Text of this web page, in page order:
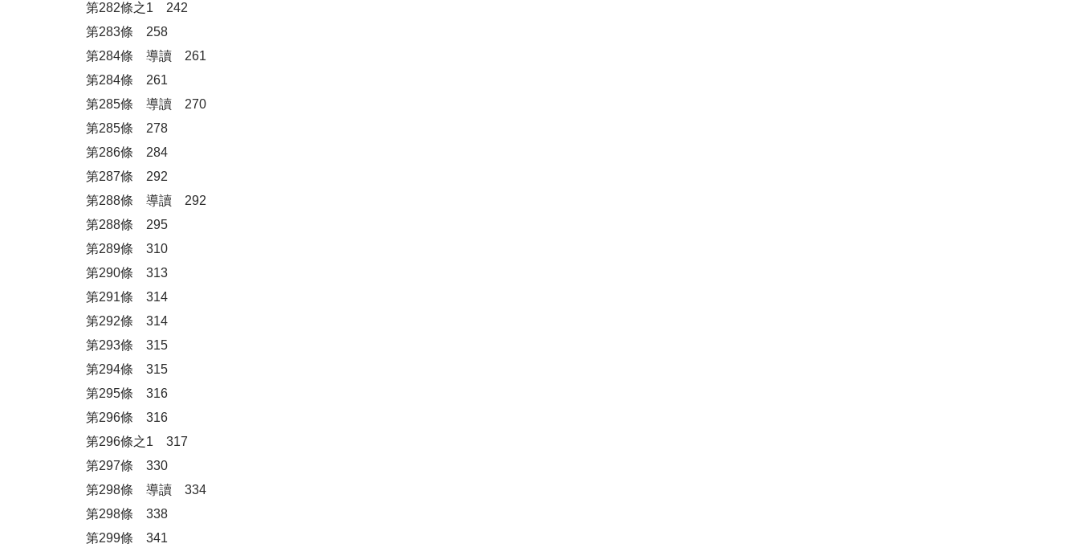
第282條之1 242
第283條 258
第284條 導讀 261
第284條 261
第285條 導讀 270
第285條 278
第286條 284
第287條 292
第288條 導讀 292
第288條 295
第289條 310
第290條 313
第291條 314
第292條 314
第293條 315
第294條 315
第295條 316
第296條 316
第296條之1 317
第297條 330
第298條 導讀 334
第298條 338
第299條 341